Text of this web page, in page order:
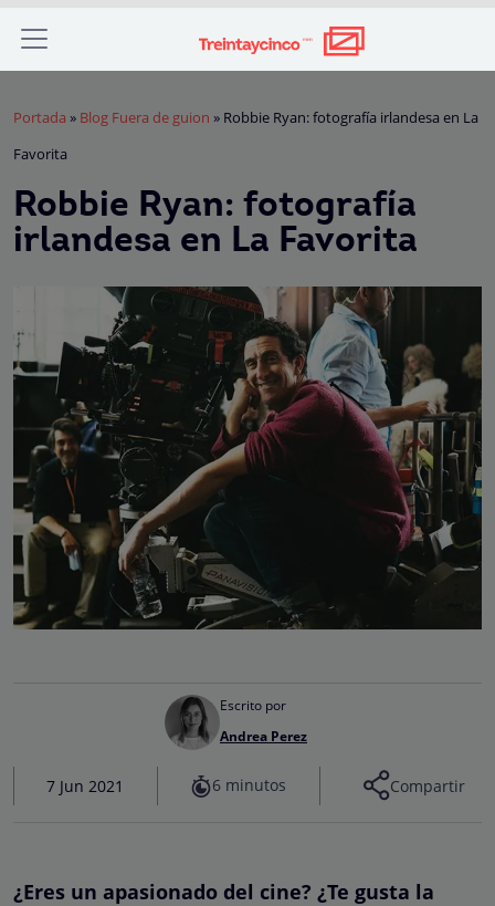
Portada » Blog Fuera de guion » Robbie Ryan: fotografía irlandesa en La
Favorita
Robbie Ryan: fotografía
irlandesa en La Favorita
Escrito por
Andrea Perez
7 Jun 2021 6 minutos Compartir
¿Eres un apasionado del cine? ¿Te gusta la